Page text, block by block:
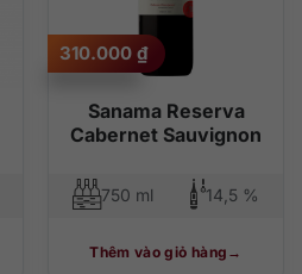
Sanama Reserva
Cabernet Sauvignon
310.000 ₫
750 ml 14,5 %
Thêm vào giỏ hàng